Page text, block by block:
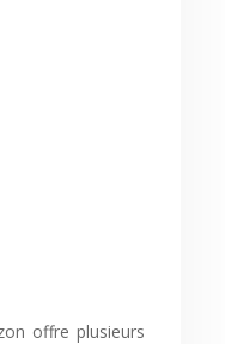
offre plusieurs